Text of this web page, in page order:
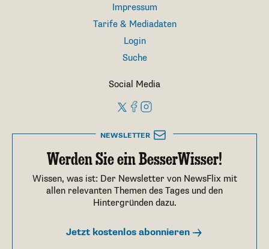
Impressum
Tarife & Mediadaten
Login
Suche
Social Media
NEWSLETTER
Werden Sie ein BesserWisser!
Wissen, was ist: Der Newsletter von NewsFlix mit
allen relevanten Themen des Tages und den
Hintergründen dazu.
Jetzt kostenlos abonnieren